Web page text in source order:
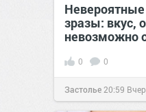
зразы: вкус,
невозможно
0 0
Застолье 20:59